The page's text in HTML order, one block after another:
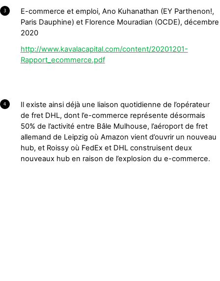
3
E-commerce et emploi, Ano Kuhanathan (EY Parthenon!,
Paris Dauphine) et Florence Mouradian (OCDE), décembre
2020
http://www.kavalacapital.com/content/20201201-
Rapport_ecommerce.pdf
4
Il existe ainsi déjà une liaison quotidienne de l’opérateur
de fret DHL, dont l’e-commerce représente désormais
50% de l’activité entre Bâle Mulhouse, l’aéroport de fret
allemand de Leipzig où Amazon vient d’ouvrir un nouveau
hub, et Roissy où FedEx et DHL construisent deux
nouveaux hub en raison de l’explosion du e-commerce.